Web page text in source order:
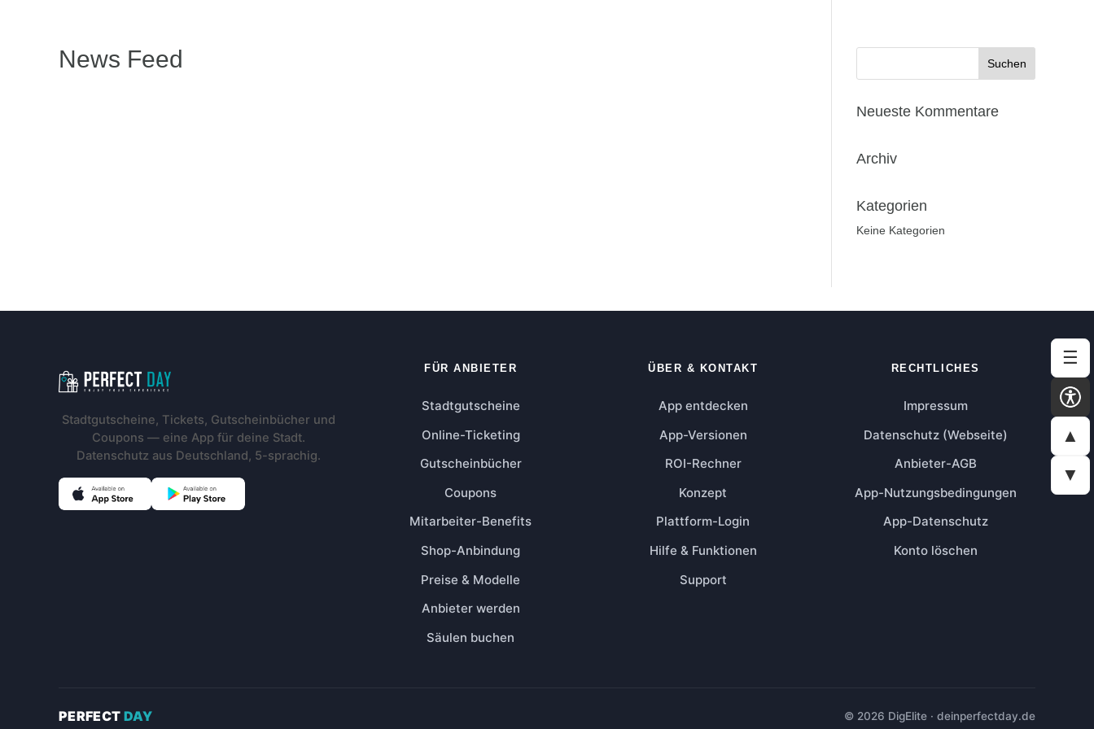
News Feed
Neueste Kommentare
Archiv
Kategorien
Keine Kategorien
Footer-Navigation
Stadtgutscheine, Tickets, Gutscheinbücher und
Coupons — eine App für deine Stadt.
Datenschutz aus Deutschland, 5-sprachig.
FÜR ANBIETER
Stadtgutscheine
Online-Ticketing
Gutscheinbücher
Coupons
Mitarbeiter-Benefits
Shop-Anbindung
Preise & Modelle
Anbieter werden
Säulen buchen
ÜBER & KONTAKT
App entdecken
App-Versionen
ROI-Rechner
Konzept
Plattform-Login
Hilfe & Funktionen
Support
RECHTLICHES
Impressum
Datenschutz (Webseite)
Anbieter-AGB
App-Nutzungsbedingungen
App-Datenschutz
Konto löschen
PERFECT DAY
© 2026 DigElite · deinperfectday.de
☰
▲
▼